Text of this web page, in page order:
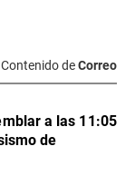
Contenido deCorreo
a las 11:05
de